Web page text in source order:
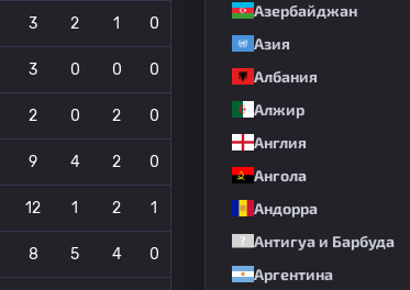
3 2 1 0
3 0 0 0
2 0 2 0
9 4 2 0
12 1 2 1
8 5 4 0
Азербайджан
Азия
Албания
Алжир
Англия
Ангола
Андорра
Антигуа и Барбуда
Аргентина